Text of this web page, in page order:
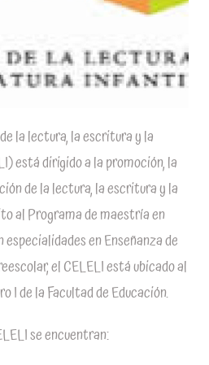
la lectura, la escritura y la
está dirigido a la promoción, la
de la lectura, la escritura y la
al Programa de maestría en
en Enseñanza de
el CELELI está ubicado al
I de la Facultad de Educación.
se encuentran: